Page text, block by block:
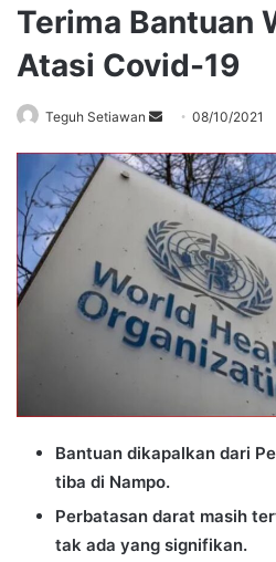
Terima Bantuan
Atasi Covid-19
Teguh Setiawan
Send
email
08/10/2021
Bantuan dikapalkan dari
tiba di Nampo.
Perbatasan darat masih
tak ada yang signifikan.